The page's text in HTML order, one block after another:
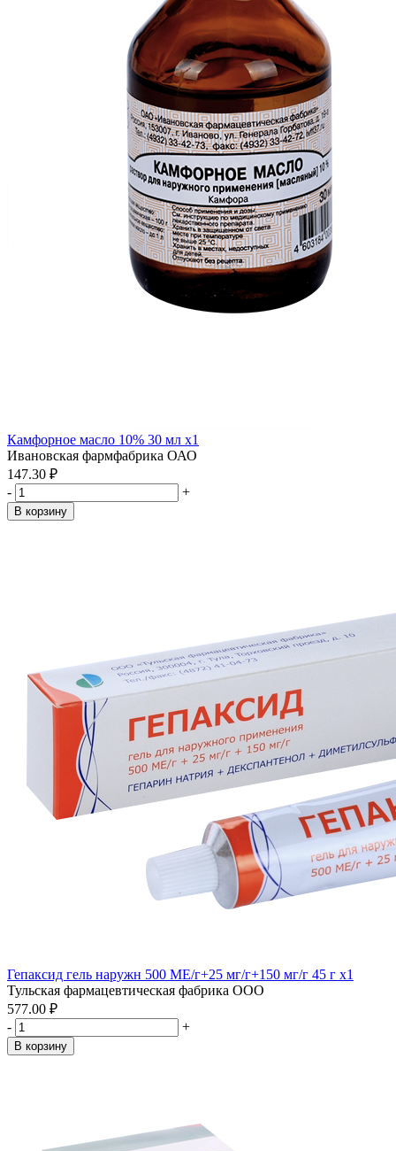
Камфорное масло 10% 30 мл x1
Ивановская фармфабрика ОАО
147.30 ₽
-
+
В корзину
Гепаксид гель наружн 500 МЕ/г+25 мг/г+150 мг/г 45 г x1
Тульская фармацевтическая фабрика ООО
577.00 ₽
-
+
В корзину